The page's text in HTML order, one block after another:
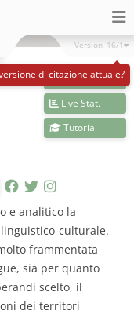
di citazione attuale?
Version 16/1
Dati in diretta
Live Stat.
Tutorial
e analitico la
culturale.
frammentata
sia per quanto
scelto, il
dei territori